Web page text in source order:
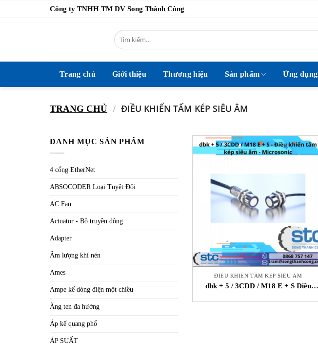
Công ty TNHH TM DV Song Thành Công
Tìm
kiếm:
Trang chủ Giới thiệu Thương hiệu Sản phẩm Ứng dụng
TRANG CHỦ / ĐIỀU KHIỂN TẤM KÉP SIÊU ÂM
DANH MỤC SẢN PHẨM
4 cổng EtherNet
ABSOCODER Loại Tuyệt Đối
AC Fan
Actuator - Bộ truyền động
Adapter
Âm lượng khí nén
Ames
Ampe kế dòng điện một chiều
Ăng ten đa hướng
Áp kế quang phổ
ÁP SUẤT
ĐIỀU KHIỂN TẤM KÉP SIÊU ÂM
dbk + 5 / 3CDD / M18 E + S Điều
Vietnam